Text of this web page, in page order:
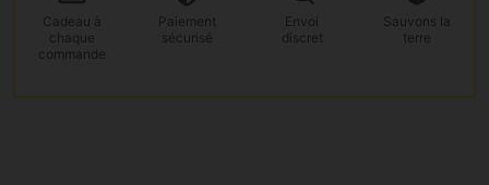
Cadeau à
chaque
commande
Paiement
sécurisé
Envoi
discret
Sauvons la
terre